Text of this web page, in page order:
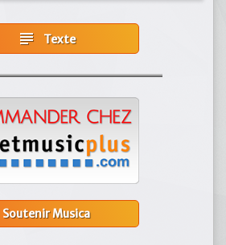
subject Texte
Soutenir Musica